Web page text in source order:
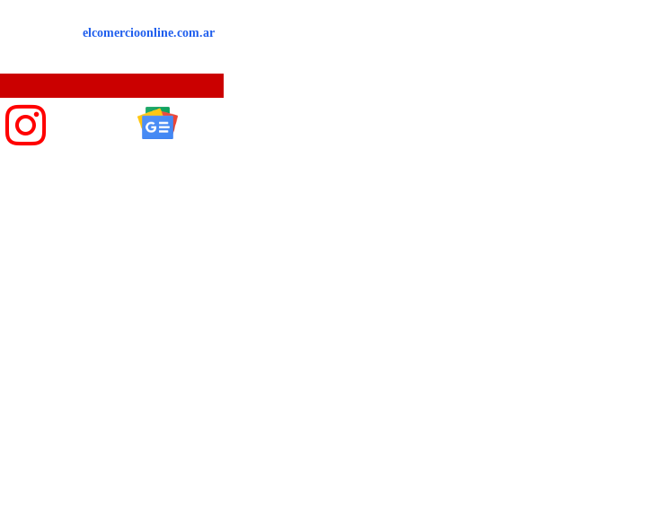
elcomercioonline.com.ar